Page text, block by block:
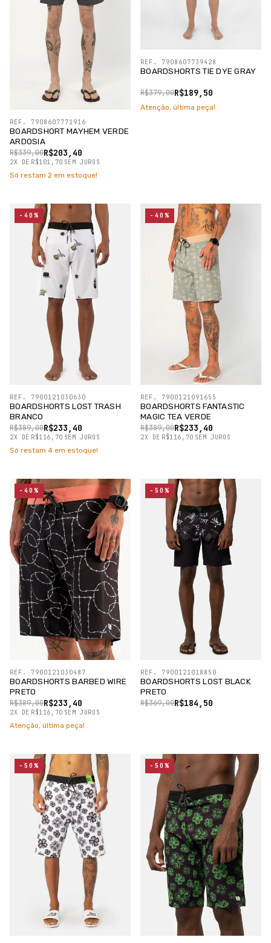
BOARDSHORT MAYHEM VERDE
ARDOSIA
R$203,40
R$339,00
2X DE R$101,70 SEM JUROS
REF. 7908607771916
Só restam 2 em estoque!
BOARDSHORTS TIE DYE GRAY
R$189,50
R$379,00
REF. 7908607739428
Atenção, última peça!
BOARDSHORTS LOST TRASH
BRANCO
R$233,40
R$389,00
2X DE R$116,70 SEM JUROS
REF. 7900121030630
-40%
Só restam 4 em estoque!
BOARDSHORTS FANTASTIC
MAGIC TEA VERDE
R$233,40
R$389,00
2X DE R$116,70 SEM JUROS
REF. 7900121091655
-40%
BOARDSHORTS BARBED WIRE
PRETO
R$233,40
R$389,00
2X DE R$116,70 SEM JUROS
REF. 7900121030487
-40%
Atenção, última peça!
BOARDSHORTS LOST BLACK
PRETO
R$184,50
R$369,00
REF. 7900121018850
-50%
-50% -50%